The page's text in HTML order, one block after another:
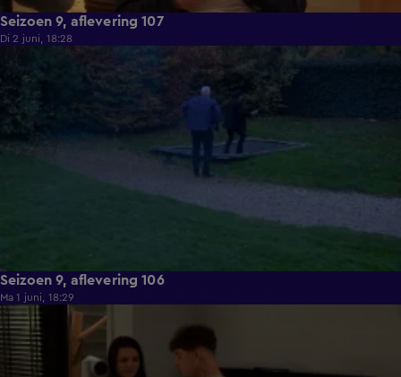
Seizoen 9, aflevering 107
Di 2 juni, 18:28
Seizoen 9, aflevering 106
Ma 1 juni, 18:29
22:23